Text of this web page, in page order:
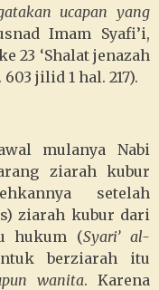
ucapan yang
Imam Syafi’i,
23 ‘Shalat jenazah
jilid 1 hal. 217).
mulanya Nabi
ziarah kubur
setelah
ziarah kubur dari
hukum (Syari’ al-
berziarah itu
wanita. Karena